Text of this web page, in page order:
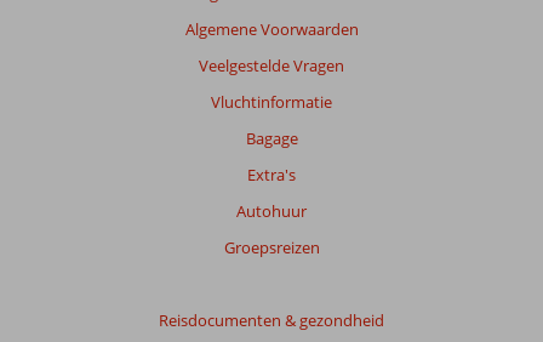
Algemene Voorwaarden
Veelgestelde Vragen
Vluchtinformatie
Bagage
Extra's
Autohuur
Groepsreizen
Reisdocumenten & gezondheid